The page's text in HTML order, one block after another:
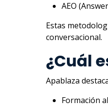
AEO
Estas
conversacional.
¿Cuál
Apablaza
Formación